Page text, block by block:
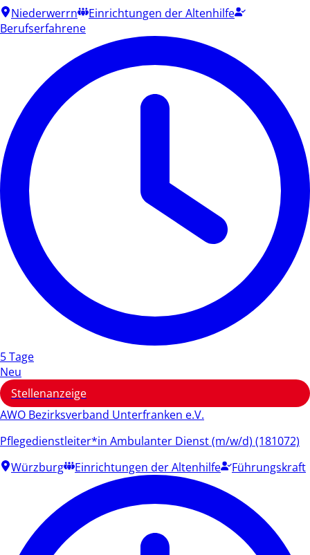
Niederwerrn
Einrichtungen der Altenhilfe
Berufserfahrene
5 Tage
Neu
Stellenanzeige
AWO Bezirksverband Unterfranken e.V.
Pflegedienstleiter*in Ambulanter Dienst (m/w/d) (181072)
Würzburg
Einrichtungen der Altenhilfe Führungskraft